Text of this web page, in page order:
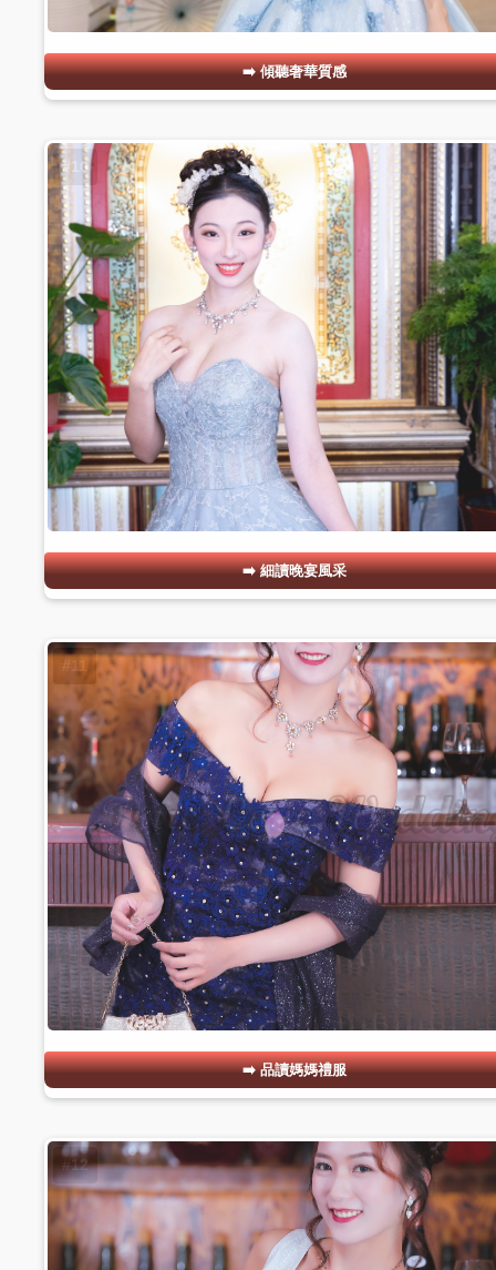
傾聽奢華質感
#10
細讀晚宴風采
#11
品讀媽媽禮服
#12